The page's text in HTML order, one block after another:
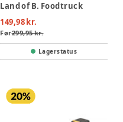
Land of B. Foodtruck
149,98 kr.
Før299,95 kr.
Lagerstatus